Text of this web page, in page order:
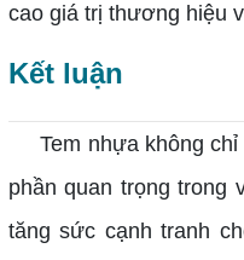
cao giá trị thương hiệu
Kết luận
Tem nhựa không chỉ
phần quan trọng trong
tăng sức cạnh tranh